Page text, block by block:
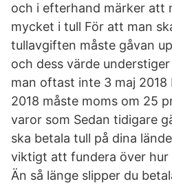
och i efterhand märker att
mycket i tull För att man
tullavgiften måste gåvan
och dess värde
man oftast inte 3 maj 2018
2018 måste moms om 25
varor som Sedan tidigare
ska betala tull på dina
viktigt att fundera över hur
Än så länge slipper du